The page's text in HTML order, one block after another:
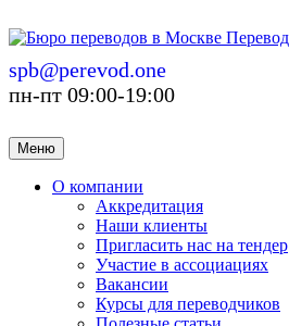
spb@perevod.one
пн-пт 09:00-19:00
Меню
О компании
Аккредитация
Наши клиенты
Пригласить нас на тендер
Участие в ассоциациях
Вакансии
Курсы для переводчиков